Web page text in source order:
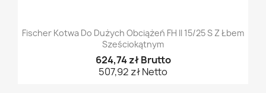
Fischer Kotwa Do Dużych Obciążeń FH II 15/25 S Z Łbem
Sześciokątnym
624,74 zł Brutto
507,92 zł Netto